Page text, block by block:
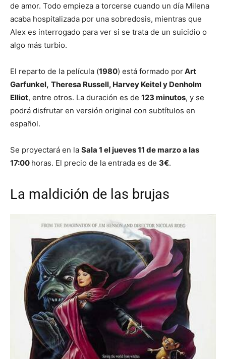
de amor. Todo empieza a torcerse cuando un día Milena
acaba hospitalizada por una sobredosis, mientras que
Alex es interrogado para ver si se trata de un suicidio o
algo más turbio.
El reparto de la película (1980) está formado porArt
Garfunkel, Theresa Russell, Harvey Keitel y Denholm
Elliot, entre otros. La duración es de 123 minutos, y se
podrá disfrutar en versión original con subtítulos en
español.
Se proyectará en la Sala 1 el jueves 11 de marzo a las
17:00 horas. El precio de la entrada es de 3€.
La maldición de las brujas